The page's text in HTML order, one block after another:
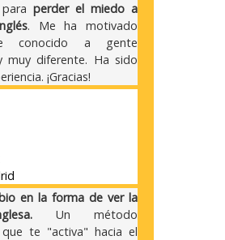
perder el miedo a
. Me ha motivado
conocido a gente
muy diferente. Ha sido
¡Gracias!
en la forma de ver la
Un método
que te "activa" hacia el